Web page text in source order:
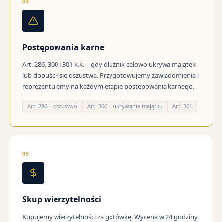
Postępowania karne
Art. 286, 300 i 301 k.k. – gdy dłużnik celowo ukrywa majątek
lub dopuścił się oszustwa. Przygotowujemy zawiadomienia i
reprezentujemy na każdym etapie postępowania karnego.
Art. 286 – oszustwo Art. 300 – ukrywanie majątku Art. 301
05
Skup wierzytelności
Kupujemy wierzytelności za gotówkę. Wycena w 24 godziny,